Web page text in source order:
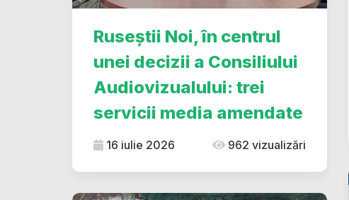
Ruseștii Noi, în centrul
unei decizii a Consiliului
Audiovizualului: trei
servicii media amendate
16 iulie 2026 962 vizualizări